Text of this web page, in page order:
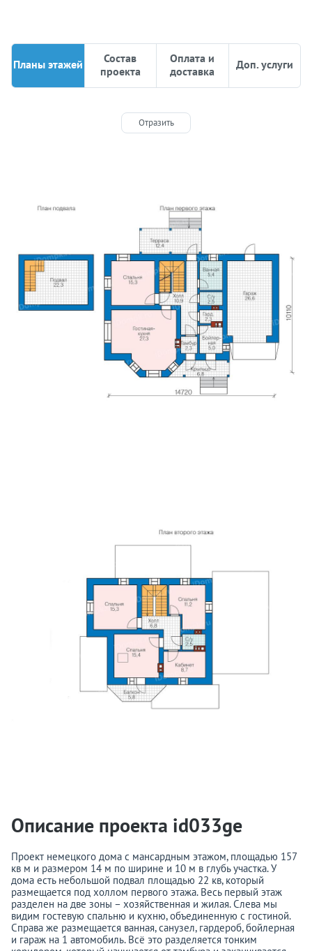
Планы этажей
Состав
проекта
Оплата и
доставка
Доп. услуги
Описание проекта id033ge
Проект немецкого дома с мансардным этажом, площадью 157
кв м и размером 14 м по ширине и 10 м в глубь участка. У
дома есть небольшой подвал площадью 22 кв, который
размещается под холлом первого этажа. Весь первый этаж
разделен на две зоны – хозяйственная и жилая. Слева мы
видим гостевую спальню и кухню, объединенную с гостиной.
Справа же размещается ванная, санузел, гардероб, бойлерная
и гараж на 1 автомобиль. Всё это разделяется тонким